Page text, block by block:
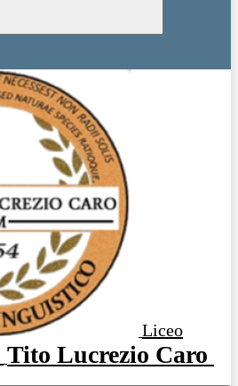
Liceo
Tito Lucrezio Caro